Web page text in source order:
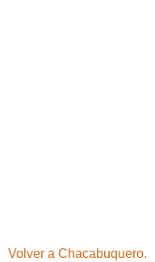
Volver a Chacabuquero.